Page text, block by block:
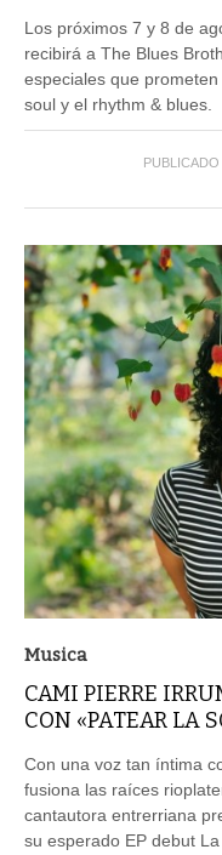
Los próximos 7 y 8 de
recibirá a The Blues
especiales que
soul y el rhythm & blues.
Musica
CAMI PIERRE
CON «PATEAR LA
Con una voz tan íntima
fusiona las raíces
cantautora entrerriana
su esperado EP debut